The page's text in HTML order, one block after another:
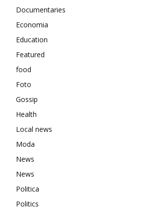
Documentaries
Economia
Education
Featured
food
Foto
Gossip
Health
Local news
Moda
News
News
Politica
Politics